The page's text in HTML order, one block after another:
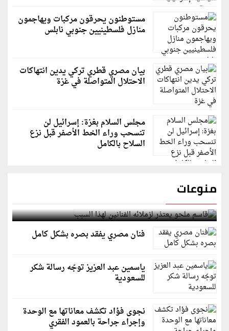
مستوطنون يحرقون مركبات ويهاجمون
منازل فلسطينيين جنوبي نابلس
بيان مصري قطري تركي يدين انتهاكات
الاحتلال المتواصلة في غزة
مجلس السلام بغزة: إسرائيل لن
تنسحب وراء الخط الأصفر قبل نزع
السلاح بالكامل
منوعات
قاسم ملحو يعتذر لزملائه الفنانين لهذا السبب
فنان مصري يفقد بصره بشكل كامل
ياسمين عبد العزيز توجّه رسالة شكر
للسعودية
نجوى فؤاد تكشف معاناتها مع الوحدة
وإجراء جراحة بالعمود الفقري